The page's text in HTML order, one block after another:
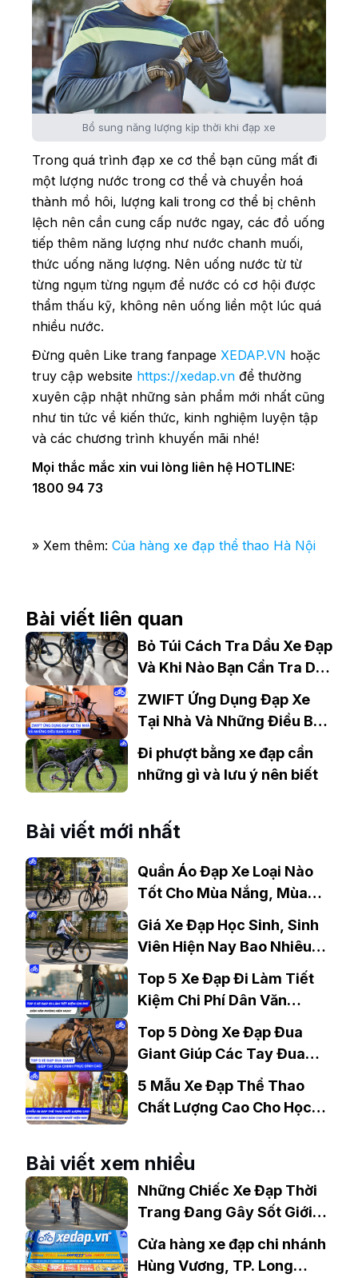
Bổ sung năng lượng kịp thời khi đạp xe
Trong quá trình đạp xe cơ thể bạn cũng mất đi
một lượng nước trong cơ thể và chuyển hoá
thành mồ hôi, lượng kali trong cơ thể bị chênh
lệch nên cần cung cấp nước ngay, các đồ uống
tiếp thêm năng lượng như nước chanh muối,
thức uống năng lượng. Nên uống nước từ từ
từng ngụm từng ngụm để nước có cơ hội được
thẩm thấu kỹ, không nên uống liền một lúc quá
nhiều nước.
Đừng quên Like trang fanpage XEDAP.VN hoặc
truy cập website https://xedap.vn để thường
xuyên cập nhật những sản phẩm mới nhất cũng
như tin tức về kiến thức, kinh nghiệm luyện tập
và các chương trình khuyến mãi nhé!
Mọi thắc mắc xin vui lòng liên hệ HOTLINE:
1800 94 73
» Xem thêm: Của hàng xe đạp thể thao Hà Nội
Bài viết liên quan
Bỏ Túi Cách Tra Dầu Xe Đạp
Và Khi Nào Bạn Cần Tra Dầu
ZWIFT Ứng Dụng Đạp Xe
Tại Nhà Và Những Điều Bạn
Đi phượt bằng xe đạp cần
những gì và lưu ý nên biết
Bài viết mới nhất
Quần Áo Đạp Xe Loại Nào
Tốt Cho Mùa Nắng, Mùa
Giá Xe Đạp Học Sinh, Sinh
Viên Hiện Nay Bao Nhiêu?
Top 5 Xe Đạp Đi Làm Tiết
Kiệm Chi Phí Dân Văn
Top 5 Dòng Xe Đạp Đua
Giant Giúp Các Tay Đua
Chinh Phục Đỉnh Cao
5 Mẫu Xe Đạp Thể Thao
Chất Lượng Cao Cho Học
Bài viết xem nhiều
Những Chiếc Xe Đạp Thời
Trang Đang Gây Sốt Giới
Trẻ Dịp Tết 2022
Cửa hàng xe đạp chi nhánh
Hùng Vương, TP. Long